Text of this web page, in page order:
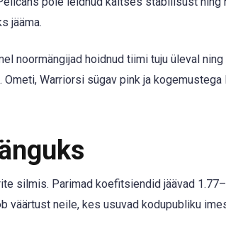
jääma.
noormängijad hoidnud tiimi tuju üleval
Warriorsi sügav pink ja
silmis. Parimad koefitsiendid jäävad
väärtust neile, kes usuvad kodupubliku